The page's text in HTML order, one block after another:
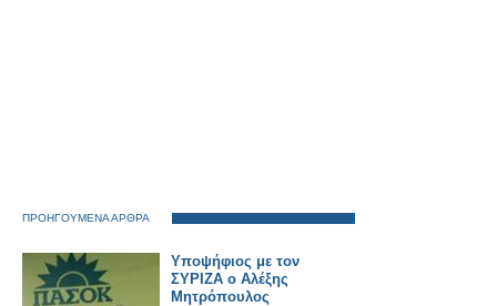
ΠΡΟΗΓΟΥΜΕΝΑ ΑΡΘΡΑ
Υποψήφιος με τον
ΣΥΡΙΖΑ ο Αλέξης
Μητρόπουλος